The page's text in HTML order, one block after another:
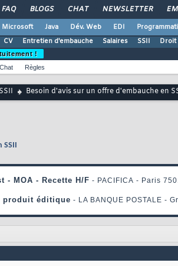
FAQ BLOGS CHAT NEWSLETTER
Microsoft Java Dév. Web EDI
CV Entretien d'embauche Salaires SSII Droit
!
Chat Règles
SSII Besoin d'avis sur un offre d'embauche en
SSII